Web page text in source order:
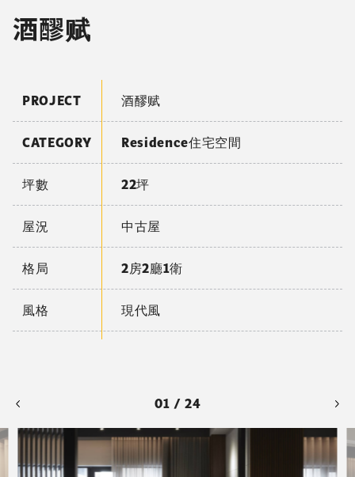
酒醪赋
PROJECT 酒醪赋
CATEGORY Residence住宅空間
坪數 22坪
屋況 中古屋
格局 2房2廳1衛
風格 現代風
01 / 24